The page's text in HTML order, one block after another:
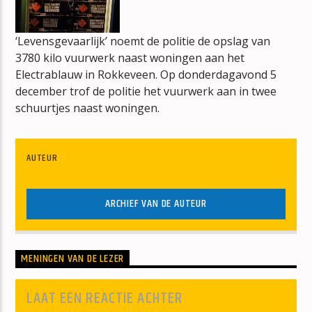
mz-radio
‘Levensgevaarlijk’ noemt de politie de opslag van
3780 kilo vuurwerk naast woningen aan het
Electrablauw in Rokkeveen. Op donderdagavond 5
december trof de politie het vuurwerk aan in twee
schuurtjes naast woningen.
AUTEUR
ARCHIEF VAN DE AUTEUR
MENINGEN VAN DE LEZER
LAAT EEN REACTIE ACHTER